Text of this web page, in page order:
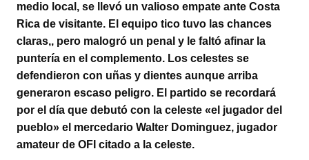
e
s
p
p
e
o
o
k
m
a
r
t
r
medio local, se llevó un valioso empate ante Costa
Rica de visitante. El equipo tico tuvo las chances
claras,, pero malogró un penal y le faltó afinar la
puntería en el complemento. Los celestes se
defendieron con uñas y dientes aunque arriba
generaron escaso peligro. El partido se recordará
por el día que debutó con la celeste «el jugador del
pueblo» el mercedario Walter Dominguez, jugador
amateur de OFI citado a la celeste.